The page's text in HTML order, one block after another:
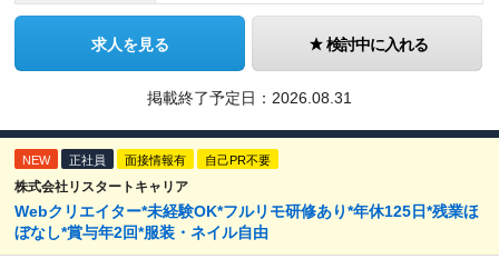
求人を見る 検討中に入れる
掲載終了予定日： 2026.08.31
NEW 正社員 面接情報有 自己PR不要
株式会社リスタートキャリア
Webクリエイター*未経験OK*フルリモ研修あり*年休125日*残業ほ
ぼなし*賞与年2回*服装・ネイル自由